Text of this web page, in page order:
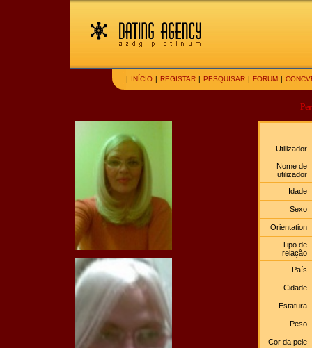
| INÍCIO | REGISTAR | PESQUISAR | FORUM |
Utilizador
Nome de
utilizador
Idade
Sexo
Orientation
Tipo de
relação
País
Cidade
Estatura
Peso
Cor da pele